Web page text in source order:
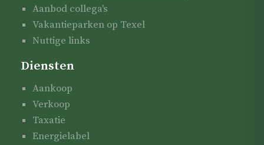
Aanbod collega's
Vakantieparken op Texel
Nuttige links
Diensten
Aankoop
Verkoop
Taxatie
Energielabel